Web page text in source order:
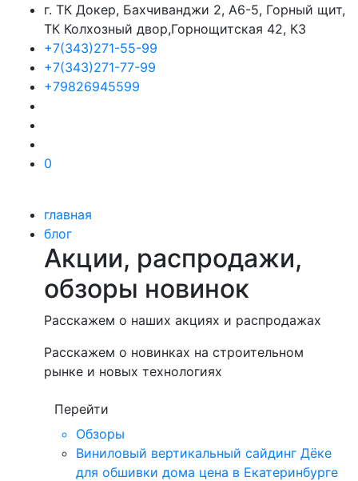
г. ТК Докер, Бахчиванджи 2, А6-5, Горный щит,
ТК Колхозный двор,Горнощитская 42, К3
+7(343)271-55-99
+7(343)271-77-99
+79826945599
0
главная
блог
Акции, распродажи,
обзоры новинок
Расскажем о наших акциях и распродажах
Расскажем о новинках на строительном
рынке и новых технологиях
Перейти
Обзоры
Виниловый вертикальный сайдинг Дёке
для обшивки дома цена в Екатеринбурге